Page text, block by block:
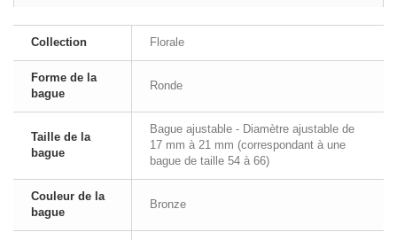
Collection Florale
Forme de la
bague
Ronde
Taille de la
bague
Bague ajustable - Diamètre ajustable de
17 mm à 21 mm (correspondant à une
bague de taille 54 à 66)
Couleur de la
bague
Bronze